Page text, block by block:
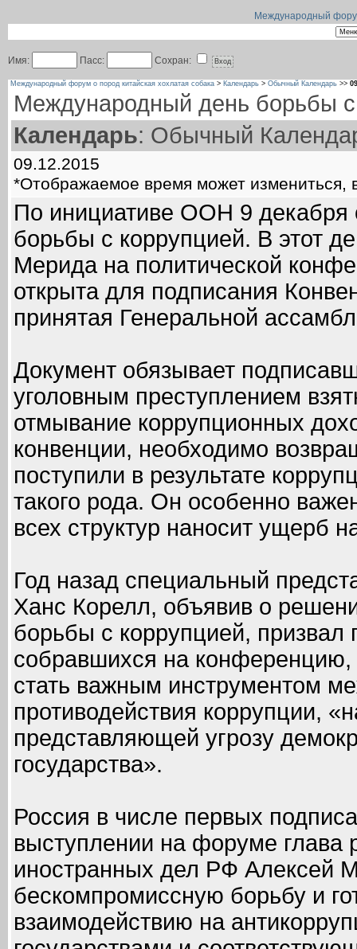
Международный
Имя: Пасс: Сохран:
Международный форум о пород китайская хохлатая собака > Календарь > Обычный Календарь >>
Международный день борьбы
Календарь: Обычный
09.12.2015
*Отображаемое время может измениться,
По инициативе ООН 9 декабря
борьбы с коррупцией. В этот
Мерида на политической
открыта для подписания
принятая Генеральной
Документ обязывает
уголовным преступлением
отмывание коррупционных
конвенции, необходимо
поступили в результате
такого рода. Он особенно
всех структур наносит ущерб
Год назад специальный
Ханс Корелл, объявив о
борьбы с коррупцией, призвал
собравшихся на
стать важным инструментом
противодействия коррупции,
представляющей угрозу
государства».
Россия в числе первых
выступлении на форуме глава
иностранных дел РФ Алексей
бескомпромиссную борьбу и
взаимодействию на